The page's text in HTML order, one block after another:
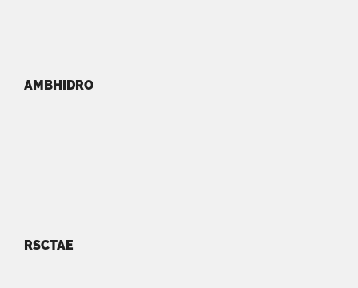
AMBHIDRO
RSCTAE